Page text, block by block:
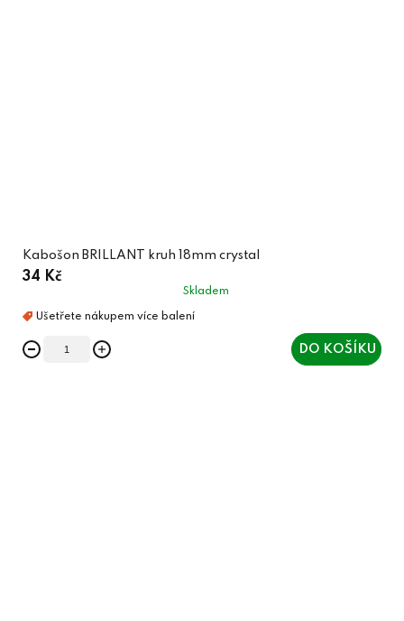
Kabošon BRILLANT kruh 18mm crystal
34 Kč
Skladem
DO KOŠÍKU